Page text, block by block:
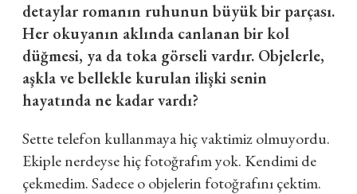
detaylar romanın ruhunun büyük bir parçası.
Her okuyanın aklında canlanan bir kol
düğmesi, ya da toka görseli vardır. Objelerle,
aşkla ve bellekle kurulan ilişki senin
hayatında ne kadar vardı?
Sette telefon kullanmaya hiç vaktimiz olmuyordu.
Ekiple nerdeyse hiç fotoğrafım yok. Kendimi de
çekmedim. Sadece o objelerin fotoğrafını çektim.